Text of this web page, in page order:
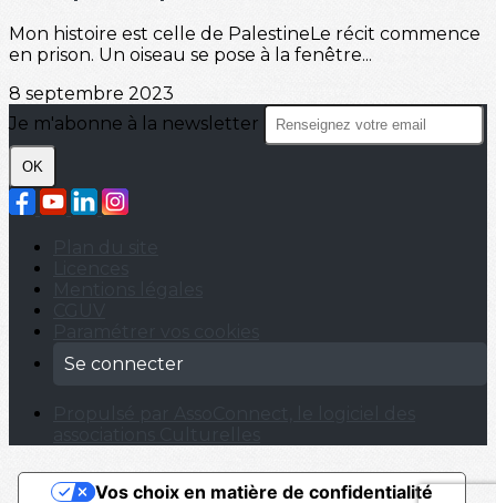
Mon histoire est celle de PalestineLe récit commence
en prison. Un oiseau se pose à la fenêtre...
8 septembre 2023
Je m'abonne à la newsletter
OK
Se connecter
Vos choix en matière de confidentialité